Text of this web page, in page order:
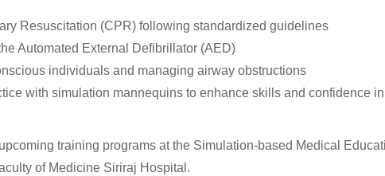
Resuscitation (CPR) following standardized guidelines
Automated External Defibrillator (AED)
individuals and managing airway obstructions
with simulation mannequins to enhance skills and confidence
training programs at the Simulation-based Medical
of Medicine Siriraj Hospital.